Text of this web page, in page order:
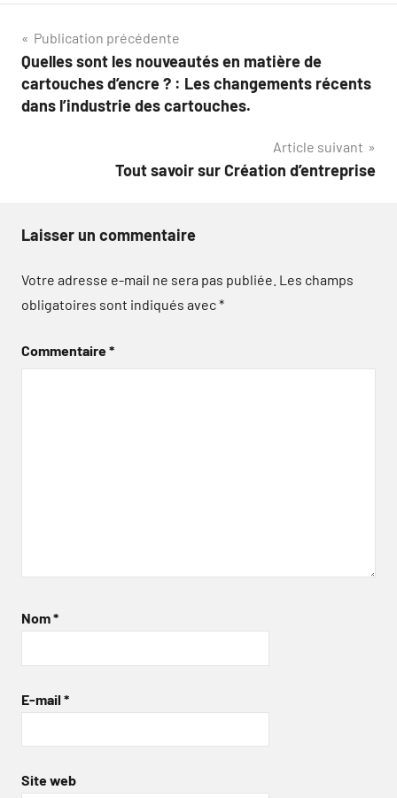
Navigation
de
l’article
Publication précédente
Quelles sont les nouveautés en matière de
cartouches d’encre ? : Les changements récents
dans l’industrie des cartouches.
Article suivant
Tout savoir sur Création d’entreprise
Laisser un commentaire
Votre adresse e-mail ne sera pas publiée. Les champs
obligatoires sont indiqués avec*
Commentaire*
Nom*
E-mail *
Site web